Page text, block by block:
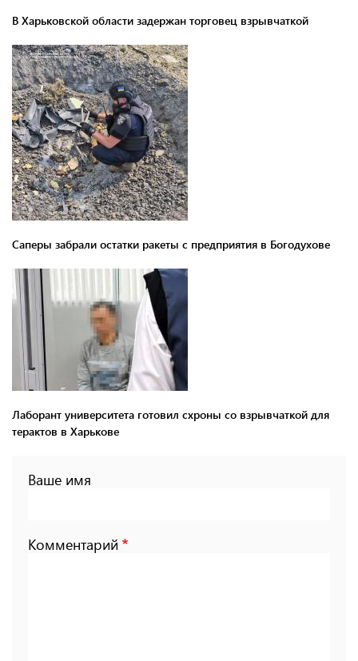
В Харьковской области задержан торговец взрывчаткой
Саперы забрали остатки ракеты с предприятия в Богодухове
Лаборант университета готовил схроны со взрывчаткой для
терактов в Харькове
Ваше имя
Комментарий